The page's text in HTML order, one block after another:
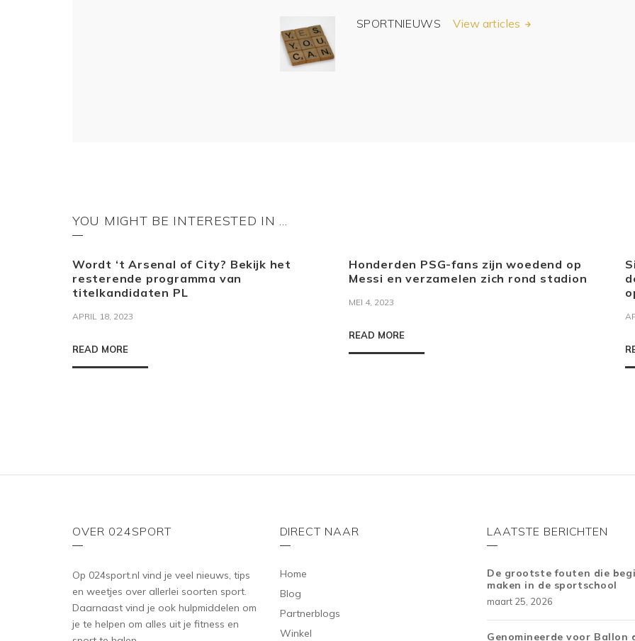
SPORTNIEUWS View articles
YOU MIGHT BE INTERESTED IN …
Wordt ‘t Arsenal of City? Bekijk het
resterende programma van
titelkandidaten PL
APRIL 18, 2023
READ MORE
Honderden PSG-fans zijn woedend op
Messi en verzamelen zich rond stadion
MEI 4, 2023
READ MORE
OVER 024SPORT
Op 024sport.nl vind je veel nieuws, tips
en weetjes over allerlei soorten sport.
Daarnaast vind je ook hulpmiddelen om
je te helpen om alles uit je fitness en
DIRECT NAAR
Home
Blog
Partnerblogs
Winkel
LAATSTE BERICHTEN
De grootste fouten die
maken in de sportschool
maart 25, 2026
Genomineerde voor Ballon